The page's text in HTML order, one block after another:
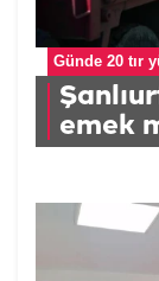
Günde 20 tır
emek